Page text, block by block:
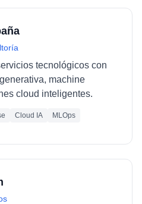
tecnológicos con
machine
cloud inteligentes.
Cloud IA MLOps